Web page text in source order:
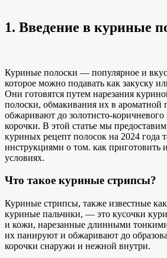
1. Введение в куриные
Куриные полоски — популярное и
которое можно подавать как закуску
Они готовятся путем нарезания
полоски, обмакивания их в ароматной
обжаривают до золотисто-коричневого
корочки. В этой статье мы
куриных рецепт полосок на 2024 года
инструкциями о том. как приготовить
условиях.
Что такое куриные стрипсы?
Куриные стрипсы, также известные
куриные пальчики, — это кусочки
и кожи, нарезанные длинными
их панируют и обжаривают до
корочки снаружи и нежной внутри.